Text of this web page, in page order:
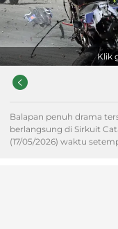
Klik
Balapan penuh drama
berlangsung di Sirkuit
(17/05/2026) waktu